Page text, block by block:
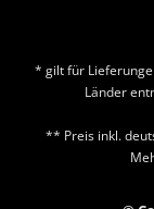
* gilt für
Länder
** Preis inkl.